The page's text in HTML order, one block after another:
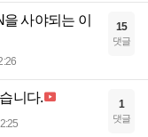
사야되는 이
15
댓글
니다. 1
댓글